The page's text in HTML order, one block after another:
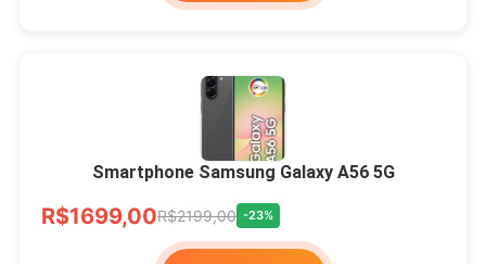
Smartphone Samsung Galaxy A56 5G
R$1699,00R$2199,00 -23%